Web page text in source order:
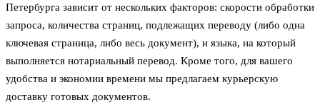
Петербурга зависит от нескольких факторов: скорости обработки
запроса, количества страниц, подлежащих переводу (либо одна
ключевая страница, либо весь документ), и языка, на который
выполняется нотариальный перевод. Кроме того, для вашего
удобства и экономии времени мы предлагаем курьерскую
доставку готовых документов.